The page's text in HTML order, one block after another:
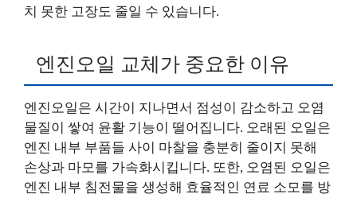
치 못한 고장도 줄일 수 있습니다.
엔진오일 교체가 중요한 이유
엔진오일은 시간이 지나면서 점성이 감소하고 오염
물질이 쌓여 윤활 기능이 떨어집니다. 오래된 오일은
엔진 내부 부품들 사이 마찰을 충분히 줄이지 못해
손상과 마모를 가속화시킵니다. 또한, 오염된 오일은
엔진 내부 침전물을 생성해 효율적인 연료 소모를 방